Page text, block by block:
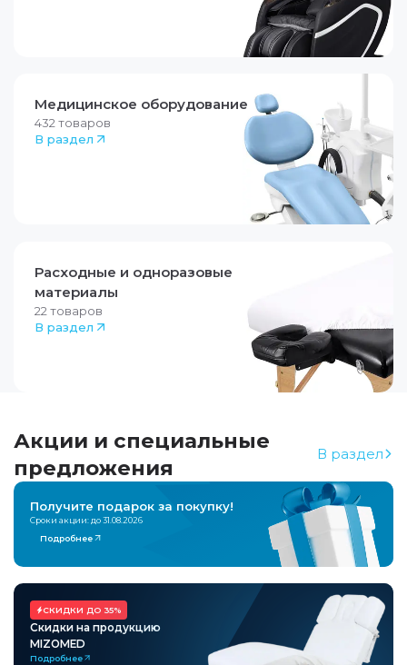
Медицинское оборудование
432 товаров
В раздел
Расходные и одноразовые
материалы
22 товаров
В раздел
Акции и специальные
предложения
В раздел